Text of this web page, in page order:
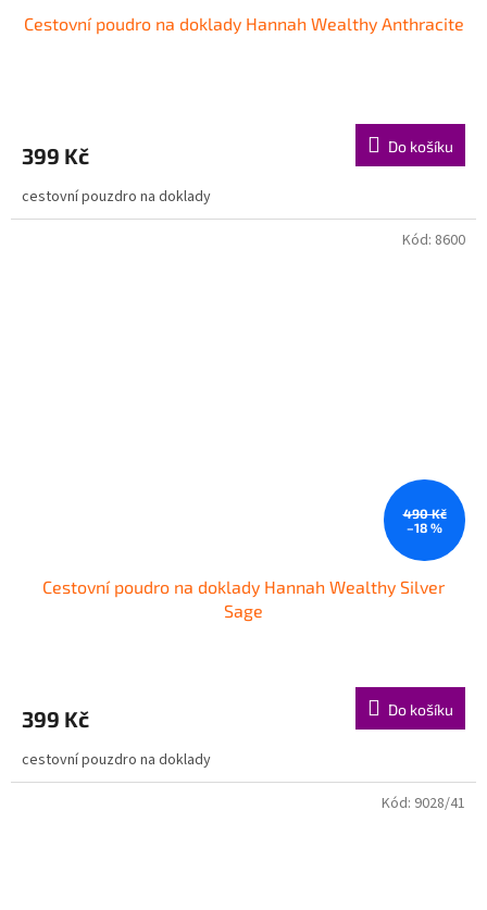
Cestovní poudro na doklady Hannah Wealthy Anthracite
399 Kč Do košíku
cestovní pouzdro na doklady
490 Kč
–18 %
Cestovní poudro na doklady Hannah Wealthy Silver
Sage
399 Kč Do košíku
cestovní pouzdro na doklady
Kód: 8600
Kód: 9028/41